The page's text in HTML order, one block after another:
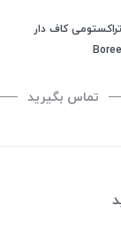
کاف دار
تماس بگیرید